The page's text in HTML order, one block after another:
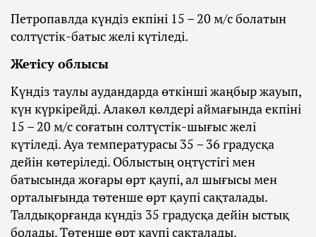
Петропавлда күндіз екпіні 15 – 20 м/с болатын
солтүстік-батыс желі күтіледі.
Жетісу облысы
Күндіз таулы аудандарда өткінші жаңбыр жауып,
күн күркірейді. Алакөл көлдері аймағында екпіні
15 – 20 м/с соғатын солтүстік-шығыс желі
күтіледі. Ауа температурасы 35 – 36 градусқа
дейін көтеріледі. Облыстың оңтүстігі мен
батысында жоғары өрт қаупі, ал шығысы мен
орталығында төтенше өрт қаупі сақталады.
Талдықорғанда күндіз 35 градусқа дейін ыстық
болады. Төтенше өрт қаупі сақталады.